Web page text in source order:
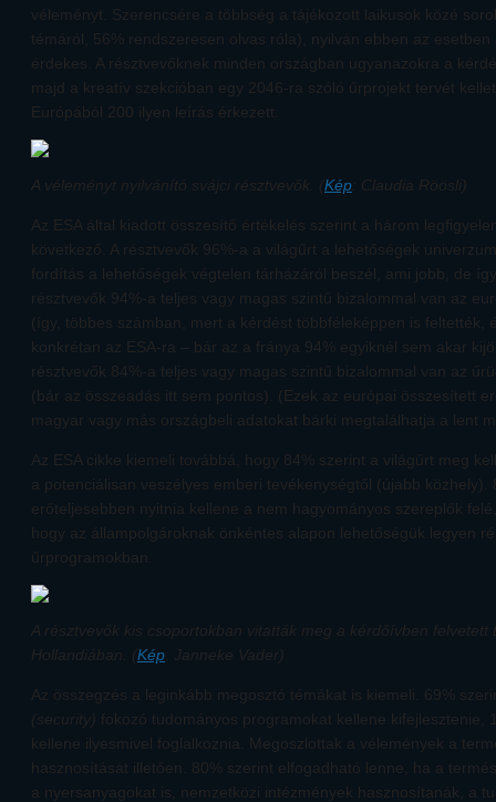
véleményt. Szerencsére a többség a tájékozott laikusok közé
témáról, 56% rendszeresen olvas róla), nyilván ebben az
érdekes. A résztvevőknek minden országban ugyanazokra a
majd a kreatív szekcióban egy 2046-ra szóló űrprojekt tervét
Európából 200 ilyen leírás érkezett.
A véleményt nyilvánító svájci résztvevők. (Kép: Claudia Röösli)
Az ESA által kiadott összesítő értékelés szerint a három
következő. A résztvevők 96%-a a világűrt a lehetőségek
fordítás a lehetőségek végtelen tárházáról beszél, ami jobb, de
résztvevők 94%-a teljes vagy magas szintű bizalommal van az
(így, többes számban, mert a kérdést többféleképpen is feltették,
konkrétan az ESA-ra – bár az a fránya 94% egyiknél sem akar
résztvevők 84%-a teljes vagy magas szintű bizalommal van az
(bár az összeadás itt sem pontos). (Ezek az európai összesített
magyar vagy más országbeli adatokat bárki megtalálhatja a lent
Az ESA cikke kiemeli továbbá, hogy 84% szerint a világűrt meg
a potenciálisan veszélyes emberi tevékenységtől (újabb közhely).
erőteljesebben nyitnia kellene a nem hagyományos szereplők
hogy az állampolgároknak önkéntes alapon lehetőségük legyen
űrprogramokban.
A résztvevők kis csoportokban vitatták meg a kérdőívben felvetett
Hollandiában. (Kép: Janneke Vader)
Az összegzés a leginkább megosztó témákat is kiemeli. 69%
(security) fokozó tudományos programokat kellene kifejlesztenie,
kellene ilyesmivel foglalkoznia. Megoszlottak a vélemények a
hasznosítását illetően. 80% szerint elfogadható lenne, ha a
a nyersanyagokat is, nemzetközi intézmények hasznosítanák, a